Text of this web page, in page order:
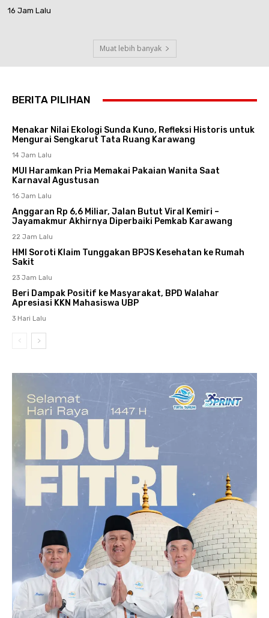
16 Jam Lalu
Muat lebih banyak
BERITA PILIHAN
Menakar Nilai Ekologi Sunda Kuno, Refleksi Historis untuk
Mengurai Sengkarut Tata Ruang Karawang
14 Jam Lalu
MUI Haramkan Pria Memakai Pakaian Wanita Saat
Karnaval Agustusan
16 Jam Lalu
Anggaran Rp 6,6 Miliar, Jalan Butut Viral Kemiri –
Jayamakmur Akhirnya Diperbaiki Pemkab Karawang
22 Jam Lalu
HMI Soroti Klaim Tunggakan BPJS Kesehatan ke Rumah
Sakit
23 Jam Lalu
Beri Dampak Positif ke Masyarakat, BPD Walahar
Apresiasi KKN Mahasiswa UBP
3 Hari Lalu